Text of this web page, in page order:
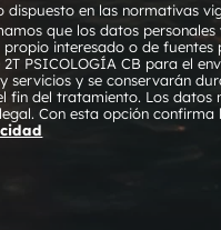
dispuesto en las normativas
que los datos
interesado o de fuentes
PSICOLOGÍA CB para el
servicios y se conservarán
fin del tratamiento. Los datos
Con esta opción confirma